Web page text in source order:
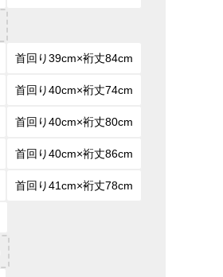
首回り39cm×裄丈84cm
首回り40cm×裄丈74cm
首回り40cm×裄丈80cm
首回り40cm×裄丈86cm
首回り41cm×裄丈78cm